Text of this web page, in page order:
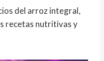
del arroz integral,
recetas nutritivas y